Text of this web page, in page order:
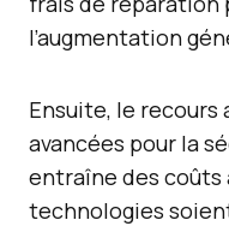
l’augmentation
Ensuite, le recours
avancées pour la
entraîne des coûts
technologies